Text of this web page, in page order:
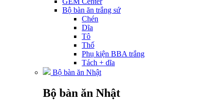
Bộ bàn ăn trắng sứ
Chén
Dĩa
Tô
Thố
Phụ kiện BBA trắng
Tách + dĩa
Bộ bàn ăn Nhật
Bộ bàn ăn Nhật